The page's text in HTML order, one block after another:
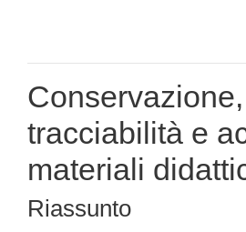
Conservazione,
tracciabilità e
materiali
Riassunto